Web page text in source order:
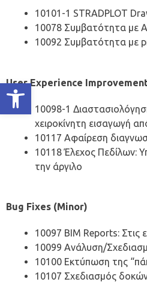
Ανοίξτε τη γραμμή εργαλείων
10101-1 STRADPLOT
10078 Συμβατότητα με
10092 Συμβατότητα με
User Experience
10098-1
χειροκίνητη εισαγωγή
10117 Αφαίρεση
10118 Έλεχος Πεδίλων:
την άργιλο
Bug Fixes (Minor)
10097 BIM Reports: Στις
10099 Ανάλυση/
10100 Εκτύπωση της
10107 Σχεδιασμός